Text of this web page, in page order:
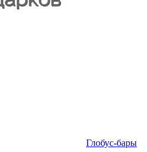
Глобус-бары